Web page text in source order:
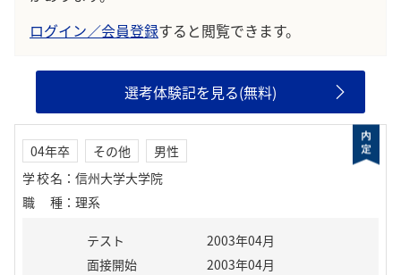
ログイン／会員登録すると閲覧できます。
選考体験記を見る(無料)
04年卒 その他
男性
学校名 ： 信州大学大学院
職種 ： 理系
テスト
2003年04月
面接開始
2003年04月